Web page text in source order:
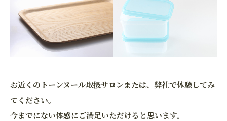
お近くのトーンヌール取扱サロンまたは、弊社で体験してみ
てください。
今までにない体感にご満足いただけると思います。